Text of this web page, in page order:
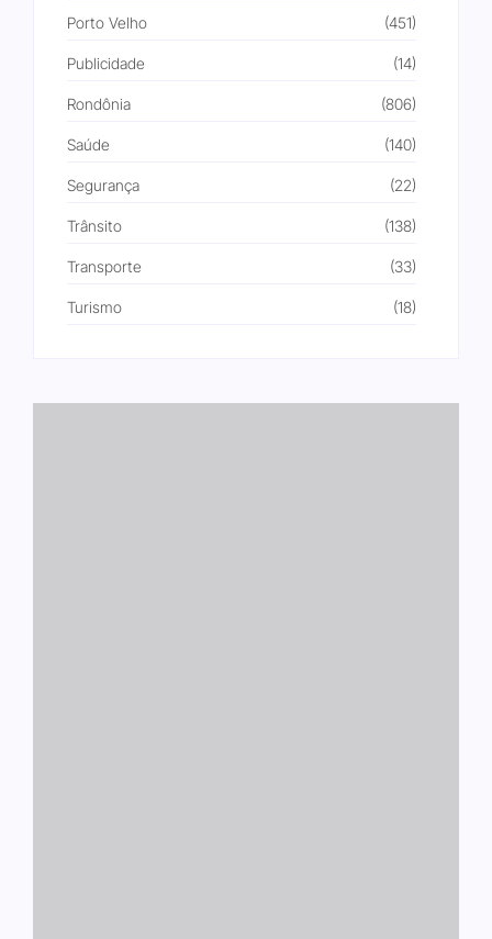
Porto Velho (451)
Publicidade (14)
Rondônia (806)
Saúde (140)
Segurança (22)
Trânsito (138)
Transporte (33)
Turismo (18)